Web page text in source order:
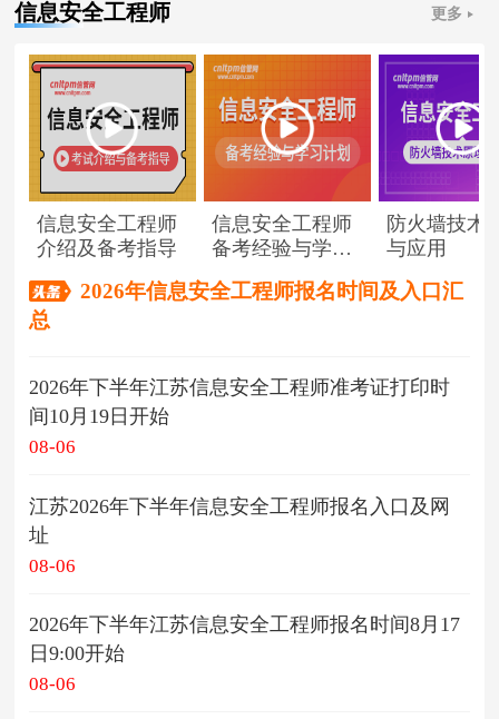
信息安全工程师 更多
信息安全工程师
介绍及备考指导
信息安全工程师
备考经验与学习
防火墙技术
与应用
2026年信息安全工程师报名时间及入口汇
总
2026年下半年江苏信息安全工程师准考证打印时
间10月19日开始
08-06
江苏2026年下半年信息安全工程师报名入口及网
址
08-06
2026年下半年江苏信息安全工程师报名时间8月17
日9:00开始
08-06